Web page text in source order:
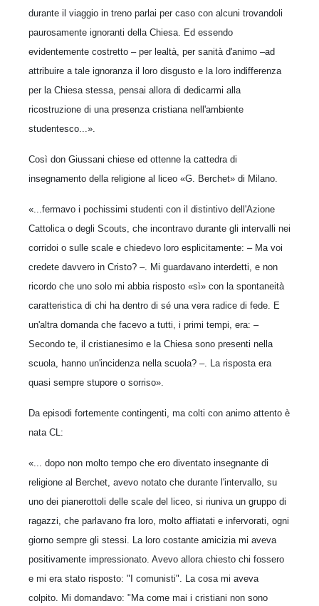
durante il viaggio in treno parlai per caso con alcuni trovandoli
paurosamente ignoranti della Chiesa. Ed essendo
evidentemente costretto – per lealtà, per sanità d'animo –ad
attribuire a tale ignoranza il loro disgusto e la loro indifferenza
per la Chiesa stessa, pensai allora di dedicarmi alla
ricostruzione di una presenza cristiana nell'ambiente
studentesco...».
Così don Giussani chiese ed ottenne la cattedra di
insegnamento della religione al liceo «G. Berchet» di Milano.
«...fermavo i pochissimi studenti con il distintivo dell'Azione
Cattolica o degli Scouts, che incontravo durante gli intervalli nei
corridoi o sulle scale e chiedevo loro esplicitamente: – Ma voi
credete davvero in Cristo? –. Mi guardavano interdetti, e non
ricordo che uno solo mi abbia risposto «sì» con la spontaneità
caratteristica di chi ha dentro di sé una vera radice di fede. E
un'altra domanda che facevo a tutti, i primi tempi, era: –
Secondo te, il cristianesimo e la Chiesa sono presenti nella
scuola, hanno un'incidenza nella scuola? –. La risposta era
quasi sempre stupore o sorriso».
Da episodi fortemente contingenti, ma colti con animo attento è
nata CL:
«... dopo non molto tempo che ero diventato insegnante di
religione al Berchet, avevo notato che durante l'intervallo, su
uno dei pianerottoli delle scale del liceo, si riuniva un gruppo di
ragazzi, che parlavano fra loro, molto affiatati e infervorati, ogni
giorno sempre gli stessi. La loro costante amicizia mi aveva
positivamente impressionato. Avevo allora chiesto chi fossero
e mi era stato risposto: "I comunisti". La cosa mi aveva
colpito. Mi domandavo: "Ma come mai i cristiani non sono